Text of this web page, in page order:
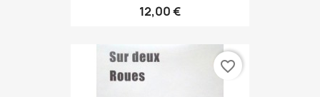
12,00 €
favorite_border